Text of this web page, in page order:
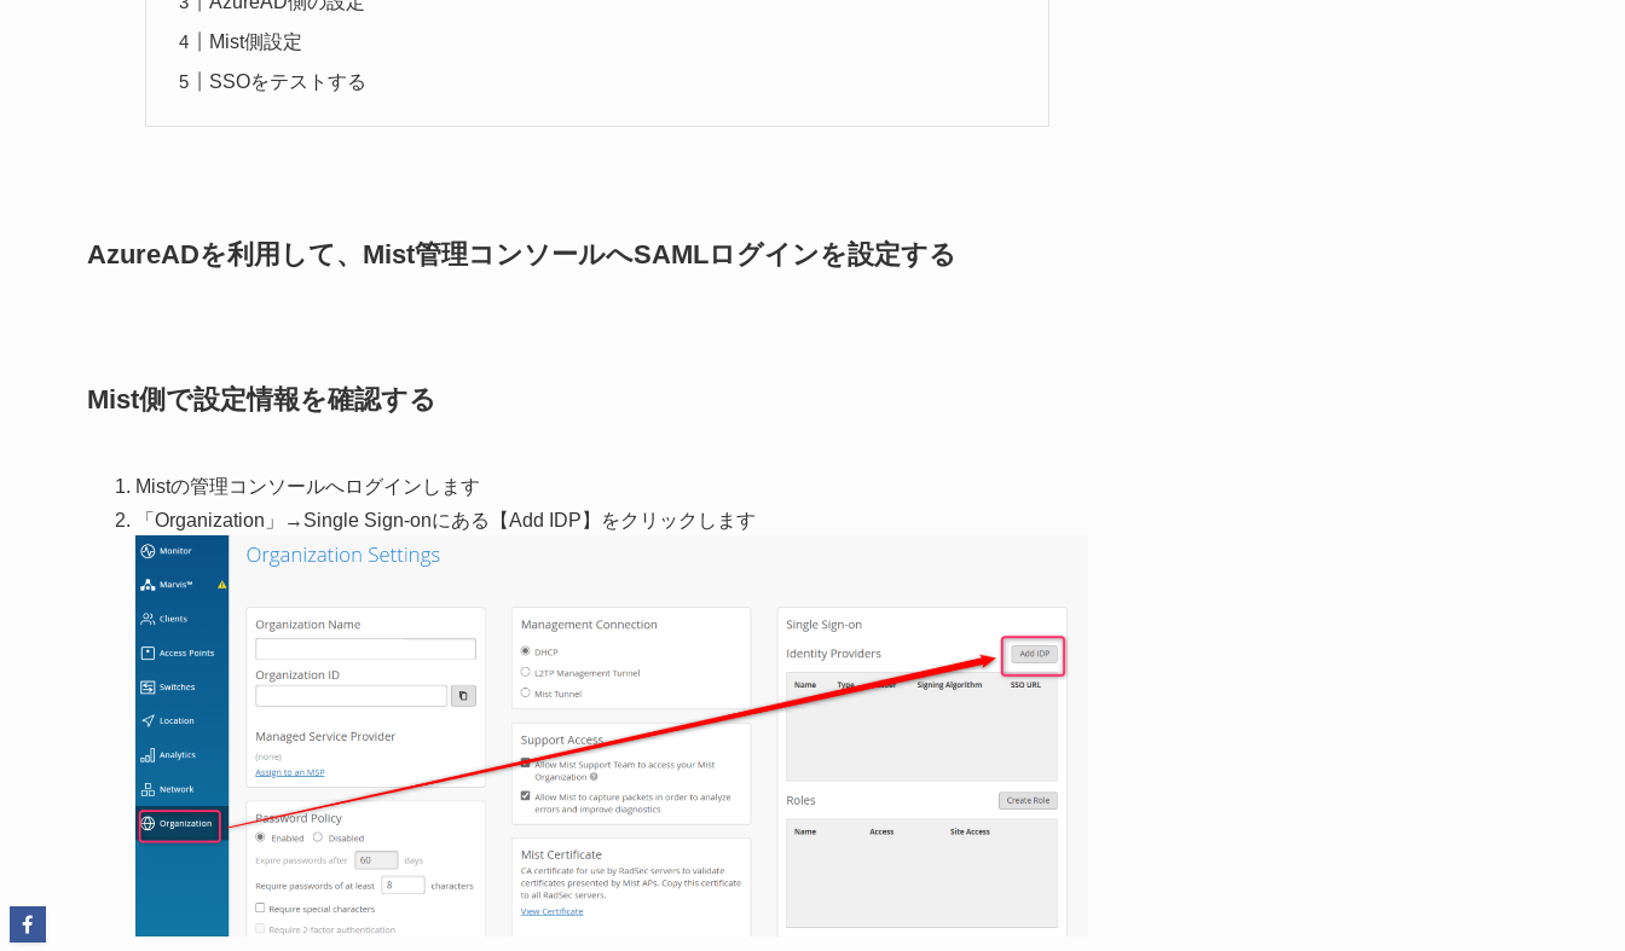
Mist側設定
SSOをテストする
AzureADを利用して、Mist管理コンソールへSAMLログインを設定する
Mist側で設定情報を確認する
Mistの管理コンソールへログインします
「Organization」→Single Sign-onにある【Add IDP】をクリックします